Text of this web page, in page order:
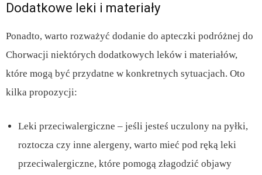
Dodatkowe leki i materiały
Ponadto, warto rozważyć dodanie do apteczki podróżnej do
Chorwacji niektórych dodatkowych leków i materiałów,
które mogą być przydatne w konkretnych sytuacjach. Oto
kilka propozycji:
Leki przeciwalergiczne – jeśli jesteś uczulony na pyłki,
roztocza czy inne alergeny, warto mieć pod ręką leki
przeciwalergiczne, które pomogą złagodzić objawy